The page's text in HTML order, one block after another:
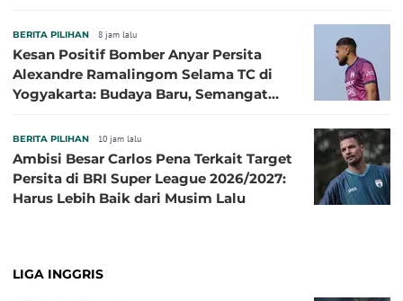
BERITA PILIHAN 8 jam lalu
Kesan Positif Bomber Anyar Persita
Alexandre Ramalingom Selama TC di
Yogyakarta: Budaya Baru, Semangat
BERITA PILIHAN 10 jam lalu
Ambisi Besar Carlos Pena Terkait Target
Persita di BRI Super League 2026/2027:
Harus Lebih Baik dari Musim Lalu
LIGA INGGRIS